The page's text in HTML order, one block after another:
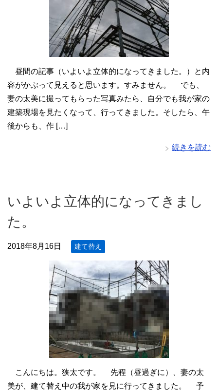
昼間の記事（いよいよ立体的になってきました。）と内
容がかぶって見えると思います。すみません。 でも、
妻の太美に撮ってもらった写真みたら、自分でも我が家の
建築現場を見たくなって、行ってきました。そしたら、午
後からも、作 […]
続きを読む
いよいよ立体的になってきまし
た。
2018年8月16日 建て替え
こんにちは。狭太です。 先程（昼過ぎに）、妻の太
美が、建て替え中の我が家を見に行ってきました。 予